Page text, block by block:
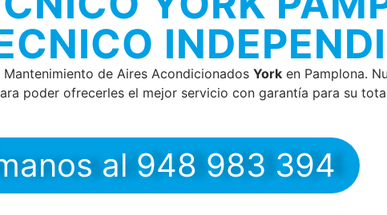
de Aires Acondicionados York en Pamplona.
poder ofrecerles el mejor servicio con garantía para su
al 948 983 394